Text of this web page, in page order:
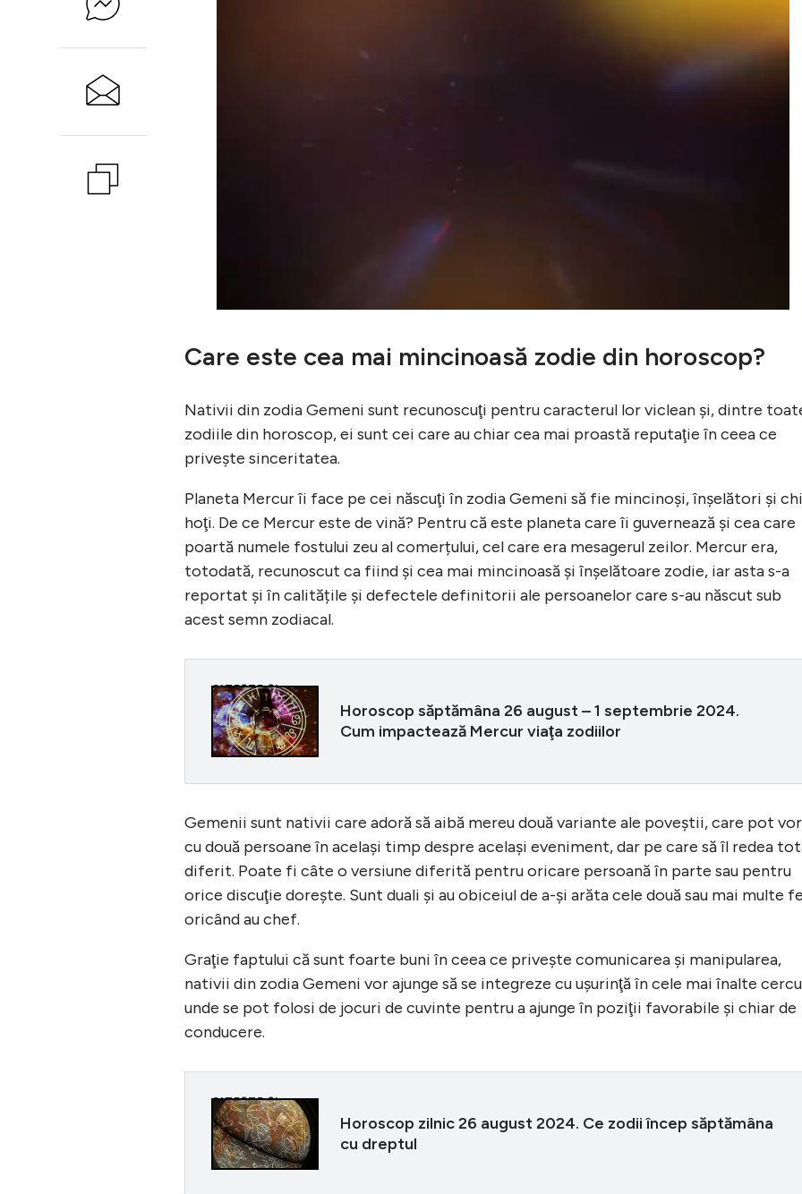
Care este cea mai mincinoasă zodie din horoscop?
Nativii din zodia Gemeni sunt recunoscuţi pentru caracterul lor viclean şi, dintre
zodiile din horoscop, ei sunt cei care au chiar cea mai proastă reputaţie în ceea ce
priveşte sinceritatea.
Planeta Mercur îi face pe cei născuţi în zodia Gemeni să fie mincinoşi, înşelători şi
hoţi. De ce Mercur este de vină? Pentru că este planeta care îi guvernează şi cea care
poartă numele fostului zeu al comerțului, cel care era mesagerul zeilor. Mercur era,
totodată, recunoscut ca fiind şi cea mai mincinoasă şi înşelătoare zodie, iar asta s-a
reportat şi în calitățile şi defectele definitorii ale persoanelor care s-au născut sub
acest semn zodiacal.
CITEȘTE ȘI
Horoscop săptămâna 26 august – 1 septembrie 2024.
Cum impactează Mercur viaţa zodiilor
Gemenii sunt nativii care adoră să aibă mereu două variante ale poveştii, care pot
cu două persoane în acelaşi timp despre acelaşi eveniment, dar pe care să îl redea
diferit. Poate fi câte o versiune diferită pentru oricare persoană în parte sau pentru
orice discuţie doreşte. Sunt duali şi au obiceiul de a-şi arăta cele două sau mai multe
oricând au chef.
Graţie faptului că sunt foarte buni în ceea ce priveşte comunicarea şi manipularea,
nativii din zodia Gemeni vor ajunge să se integreze cu uşurinţă în cele mai înalte
unde se pot folosi de jocuri de cuvinte pentru a ajunge în poziţii favorabile şi chiar de
conducere.
CITEȘTE ȘI
Horoscop zilnic 26 august 2024. Ce zodii încep săptămâna
cu dreptul